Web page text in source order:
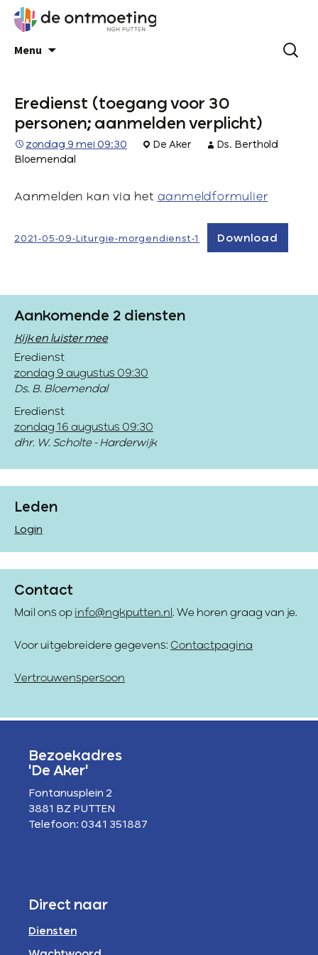
Menu
Eredienst (toegang voor 30
personen; aanmelden verplicht)
zondag 9 mei 09:30 De Aker
Ds. Berthold
Bloemendal
Aanmelden kan via het aanmeldformulier
2021-05-09-Liturgie-morgendienst-1 Download
Aankomende 2 diensten
Kijk en luister mee
Eredienst
zondag 9 augustus 09:30
Ds. B. Bloemendal
Eredienst
zondag 16 augustus 09:30
dhr. W. Scholte - Harderwijk
Leden
Login
Contact
Mail ons op info@ngkputten.nl . We horen graag van je.
Voor uitgebreidere gegevens: Contactpagina
Vertrouwenspersoon
Bezoekadres
'De Aker'
Fontanusplein 2
3881 BZ PUTTEN
Telefoon: 0341 351887
Direct naar
Diensten